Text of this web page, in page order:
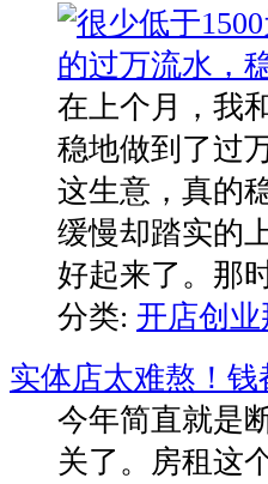
在上个月，我
稳地做到了过
这生意，真的
缓慢却踏实的
好起来了。那
分类: 开店创
实体店太难熬！
今年简直就是
关了。房租这